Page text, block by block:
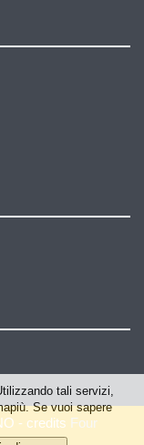
- credits Four
tali servizi,
Se vuoi sapere